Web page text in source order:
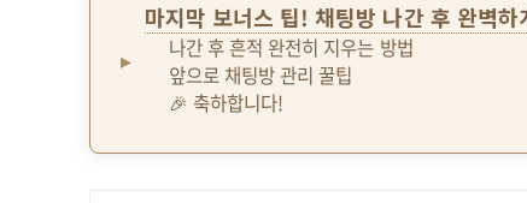
마지막 보너스 팁! 채팅방 나간 후 완벽하
나간 후 흔적 완전히 지우는 방법
앞으로 채팅방 관리 꿀팁
🎉 축하합니다!